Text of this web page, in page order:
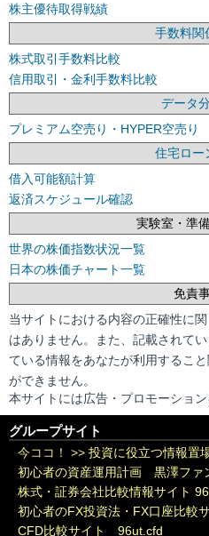
株主優待取得戦績
手数料関
株式取引手数料比較
信用取引・金利手数料比較
データ
プレミアム空売り・HYPER空売り
住宅ロー
借入可能額計算
返済スケジュール確認
実験室・準
世界の株価指数状況一覧
日本の株価チャート一覧
免責
当サイトにおける内容の正確性に
はありません。また、記載されて
ている情報をあなたが利用するこ
ができません。
本サイトには広告・プロモーション
グループサイト
今ココ！ >> 投資に役立つ情報置
初心者の資産運用計画 黒澤ファ
株式・証券会社比較情報サイト
初心者のFX投資法・FX口座比較
CFD比較サイト 96ut.cfd